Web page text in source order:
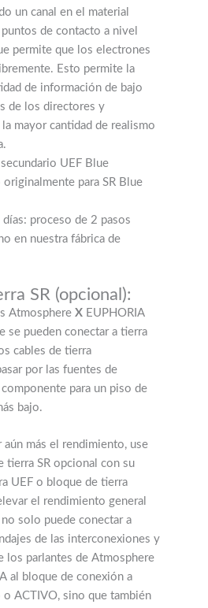
un canal en el material
de contacto a nivel
permite que los electrones
Esto permite la
de información de bajo
de los directores y
mayor cantidad de realismo
secundario UEF Blue
para SR Blue
días: proceso de 2 pasos
en nuestra fábrica de
SR (opcional):
Atmosphere X EUPHORIA
se pueden conectar a tierra
cables de tierra
por las fuentes de
para un piso de
bajo.
aún más el rendimiento, use
tierra SR opcional con su
UEF o bloque de tierra
el rendimiento general
solo puede conectar a
de las interconexiones y
los parlantes de Atmosphere
al bloque de conexión a
o ACTIVO, sino que también